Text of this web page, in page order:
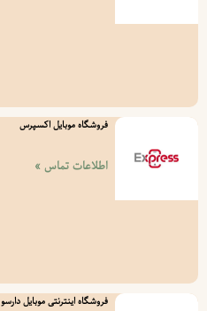
فروشگاه موبایل اکسپرس
اطلاعات تماس »
فروشگاه اینترنتی موبایل دارسو